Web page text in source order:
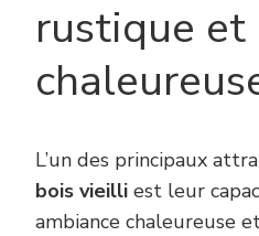
rustique et
L’un des principaux
bois vieilli est leur
ambiance chaleureuse